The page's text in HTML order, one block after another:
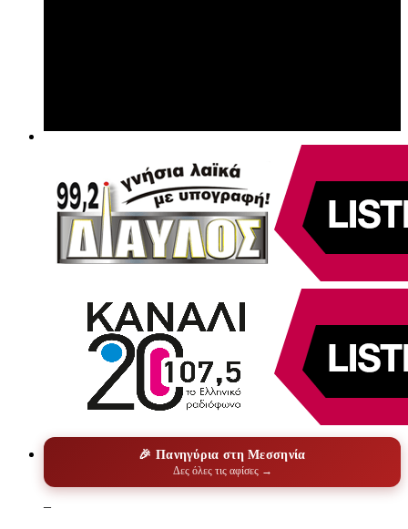
🎉 Πανηγύρια στη Μεσσηνία
Δες όλες τις αφίσες →
–